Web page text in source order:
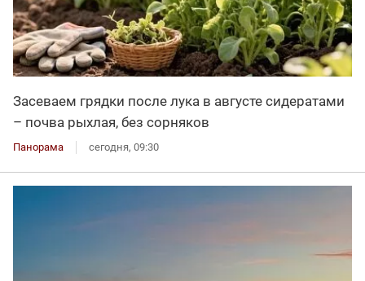
Засеваем грядки после лука в августе сидератами
– почва рыхлая, без сорняков
Панорама сегодня, 09:30